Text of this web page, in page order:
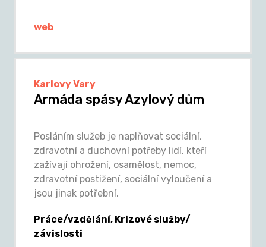
web
Karlovy Vary
Armáda spásy Azylový dům
Posláním služeb je naplňovat sociální,
zdravotní a duchovní potřeby lidí, kteří
zažívají ohrožení, osamělost, nemoc,
zdravotní postižení, sociální vyloučení a
jsou jinak potřební.
Práce/vzdělání, Krizové služby/
závislosti